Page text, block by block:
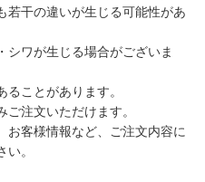
若干の違いが生じる可能性があ
ワが生じる場合がございま
ことがあります。
注文いただけます。
客様情報など、ご注文内容に
。